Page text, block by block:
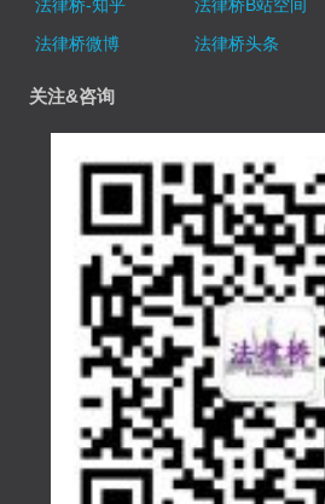
法律桥-知乎
法律桥B站空间
法律桥微博
法律桥头条
关注&咨询